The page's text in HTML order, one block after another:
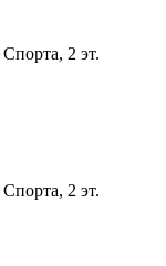
2 эт.
2 эт.